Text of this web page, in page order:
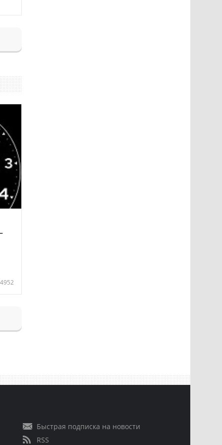
4952
Быстрая подписка на новости
RSS